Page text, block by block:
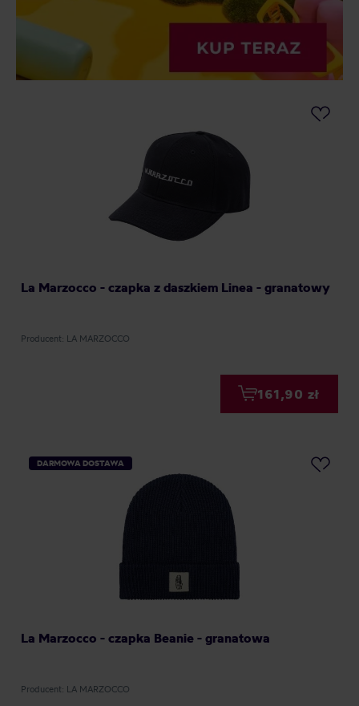
La Marzocco - czapka z daszkiem Linea - granatowy
Producent: LA MARZOCCO
161,90 zł
DARMOWA DOSTAWA
La Marzocco - czapka Beanie - granatowa
Producent: LA MARZOCCO